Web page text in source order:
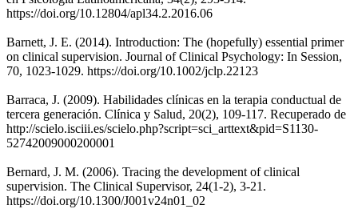
https://doi.org/10.12804/apl34.2.2016.06
Barnett, J. E. (2014). Introduction: The (hopefully) essential primer
on clinical supervision. Journal of Clinical Psychology: In Session,
70, 1023-1029. https://doi.org/10.1002/jclp.22123
Barraca, J. (2009). Habilidades clínicas en la terapia conductual de
tercera generación. Clínica y Salud, 20(2), 109-117. Recuperado de
http://scielo.isciii.es/scielo.php?script=sci_arttext&pid=S1130-
52742009000200001
Bernard, J. M. (2006). Tracing the development of clinical
supervision. The Clinical Supervisor, 24(1-2), 3-21.
https://doi.org/10.1300/J001v24n01_02